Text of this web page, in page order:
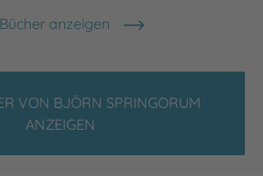
anzeigen
VON BJÖRN SPRINGORUM
ANZEIGEN